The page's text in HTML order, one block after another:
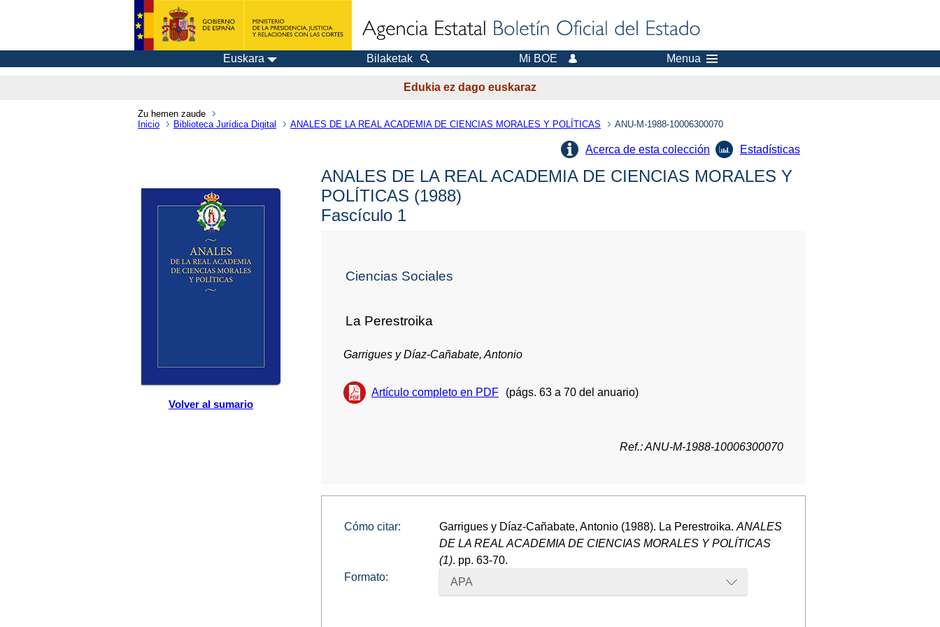
Euskara Bilaketak Mi BOE Menua
Edukia ez dago euskaraz
Zu hemen zaude
Inicio
Biblioteca Jurídica Digital ANALES DE LA REAL ACADEMIA DE CIENCIAS MORALES Y POLÍTICAS ANU-M-1988-10006300070
Acerca de esta colección Estadísticas
Volver al sumario
ANALES DE LA REAL ACADEMIA DE CIENCIAS MORALES Y
POLÍTICAS (1988)
Fascículo 1
Ciencias Sociales
La Perestroika
Garrigues y Díaz-Cañabate, Antonio
Artículo completo en PDF (págs. 63 a 70 del anuario)
Ref.: ANU-M-1988-10006300070
Cómo citar: Garrigues y Díaz-Cañabate, Antonio (1988). La Perestroika.ANALES
DE LA REAL ACADEMIA DE CIENCIAS MORALES Y POLÍTICAS
(1). pp. 63-70.
Formato:
APA